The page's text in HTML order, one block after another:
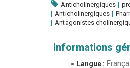
Anticholinergiques
Anticholinergiques
Antagonistes
Informations
Langue :